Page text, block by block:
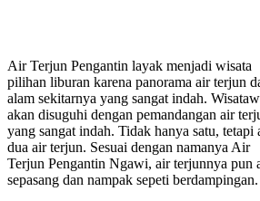
Air Terjun Pengantin layak menjadi wisata
pilihan liburan karena panorama air terjun
alam sekitarnya yang sangat indah.
akan disuguhi dengan pemandangan air
yang sangat indah. Tidak hanya satu, tetapi
dua air terjun. Sesuai dengan namanya Air
Terjun Pengantin Ngawi, air terjunnya pun
sepasang dan nampak sepeti berdampingan.